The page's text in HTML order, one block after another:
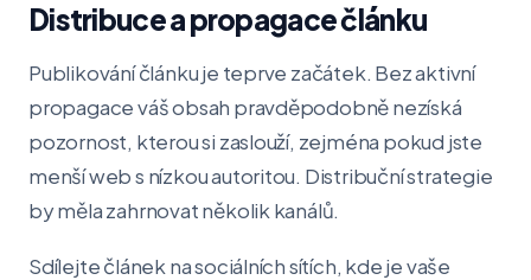
Distribuce a propagace článku
Publikování článku je teprve začátek. Bez aktivní
propagace váš obsah pravděpodobně nezíská
pozornost, kterou si zaslouží, zejména pokud jste
menší web s nízkou autoritou. Distribuční strategie
by měla zahrnovat několik kanálů.
Sdílejte článek na sociálních sítích, kde je vaše